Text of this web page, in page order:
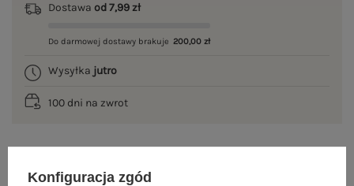
Dostawa od 7,99 zł
Do darmowej dostawy brakuje 200,00 zł
Wysyłka jutro
100 dni na zwrot
OPIS PRODUKTU
Konfiguracja zgód